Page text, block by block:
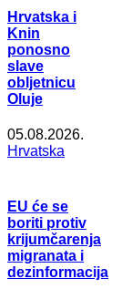
Hrvatska i
Knin
ponosno
slave
obljetnicu
Oluje
05.08.2026.
Hrvatska
EU će se
boriti protiv
krijumčarenja
migranata i
dezinformacija